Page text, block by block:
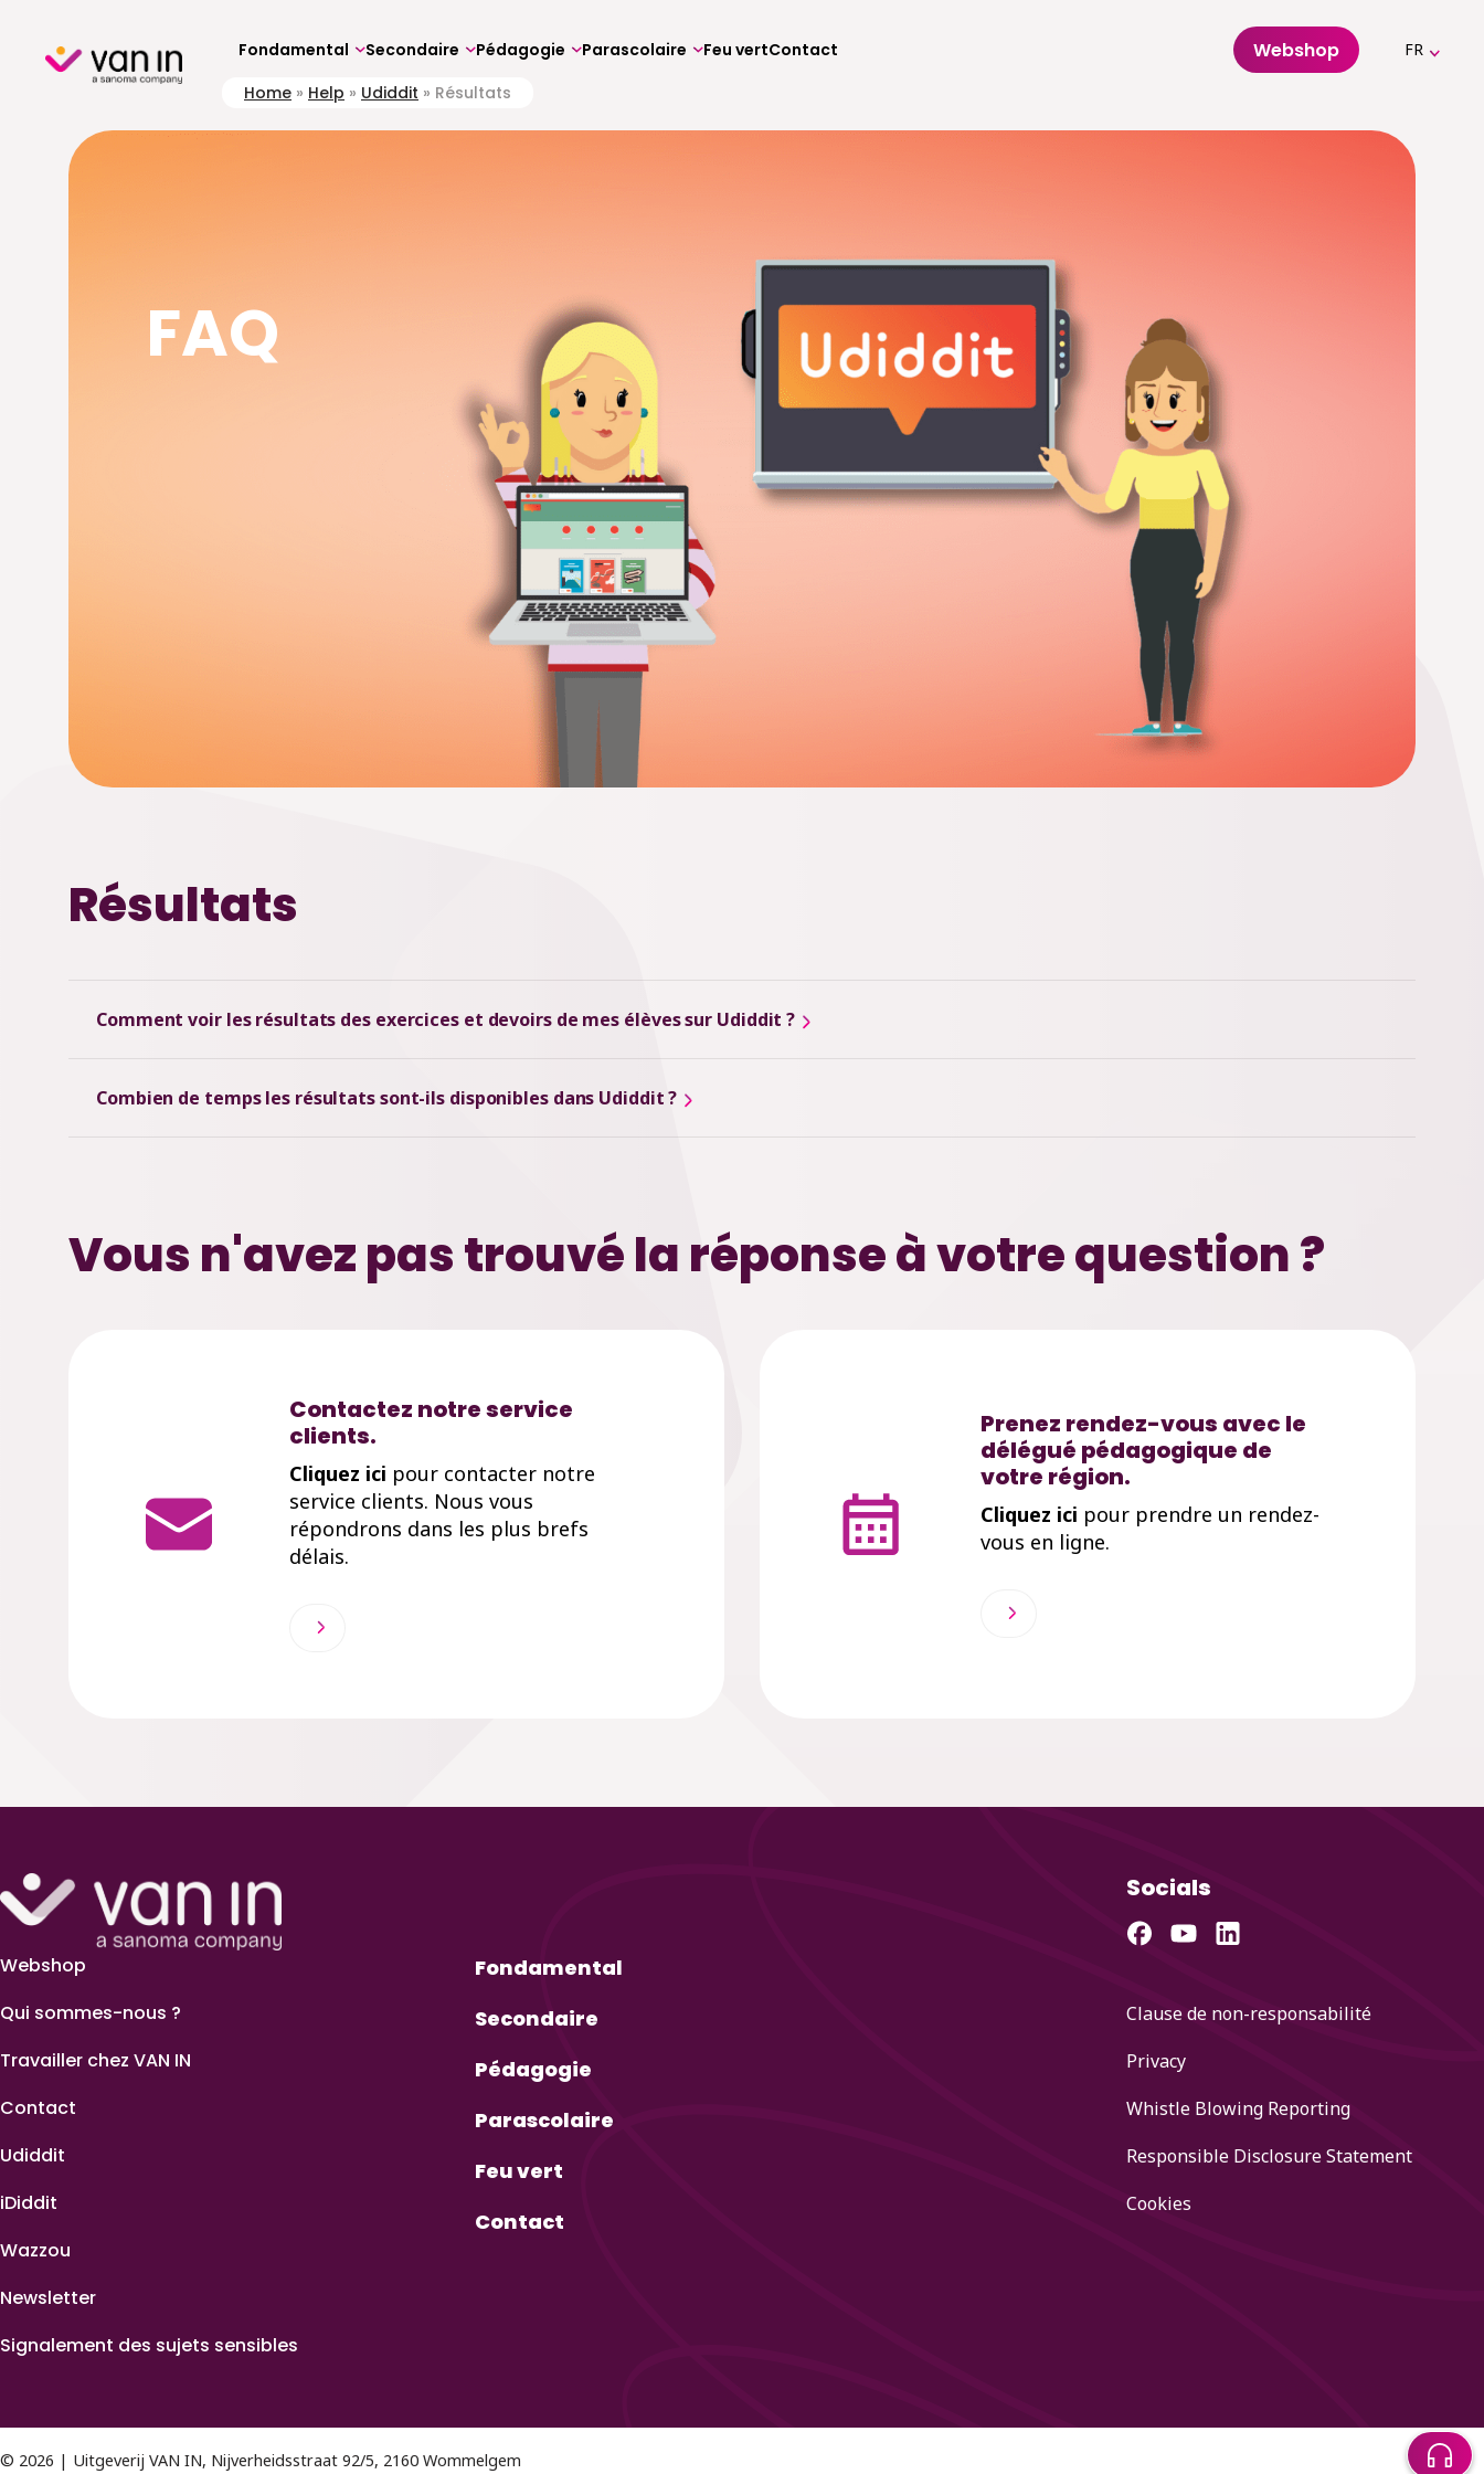
content Fondamental Secondaire Pédagogie Parascolaire Feu vertContact Webshop FR
Home » Help » Udiddit » Résultats
FAQ
Résultats
Comment voir les résultats des exercices et devoirs de mes élèves sur Udiddit ?
Combien de temps les résultats sont-ils disponibles dans Udiddit ?
Vous n'avez pas trouvé la réponse à votre question ?
Contactez notre service
clients.
Cliquez ici pour contacter notre
service clients. Nous vous
répondrons dans les plus brefs
délais.
Prenez rendez-vous avec le
délégué pédagogique de
votre région.
Cliquez ici pour prendre un rendez-
vous en ligne.
Webshop
Qui sommes-nous ?
Travailler chez VAN IN
Contact
Udiddit
iDiddit
Wazzou
Newsletter
Signalement des sujets sensibles
Fondamental
Secondaire
Pédagogie
Parascolaire
Feu vert
Contact
Socials
Clause de non-responsabilité
Privacy
Whistle Blowing Reporting
Responsible Disclosure Statement
Cookies
© 2026 | Uitgeverij VAN IN, Nijverheidsstraat 92/5, 2160 Wommelgem